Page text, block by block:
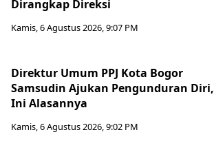
Dirangkap Direksi
Kamis, 6 Agustus 2026, 9:07 PM
Direktur Umum PPJ Kota Bogor
Samsudin Ajukan Pengunduran Diri,
Ini Alasannya
Kamis, 6 Agustus 2026, 9:02 PM